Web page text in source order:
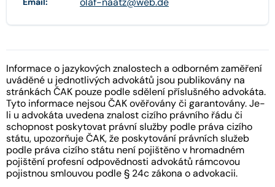
Informace o jazykových znalostech a odborném zaměření
uváděné u jednotlivých advokátů jsou publikovány na
stránkách ČAK pouze podle sdělení příslušného advokáta.
Tyto informace nejsou ČAK ověřovány či garantovány. Je-
li u advokáta uvedena znalost cizího právního řádu či
schopnost poskytovat právní služby podle práva cizího
státu, upozorňuje ČAK, že poskytování právních služeb
podle práva cizího státu není pojištěno v hromadném
pojištění profesní odpovědnosti advokátů rámcovou
pojistnou smlouvou podle § 24c zákona o advokacii.